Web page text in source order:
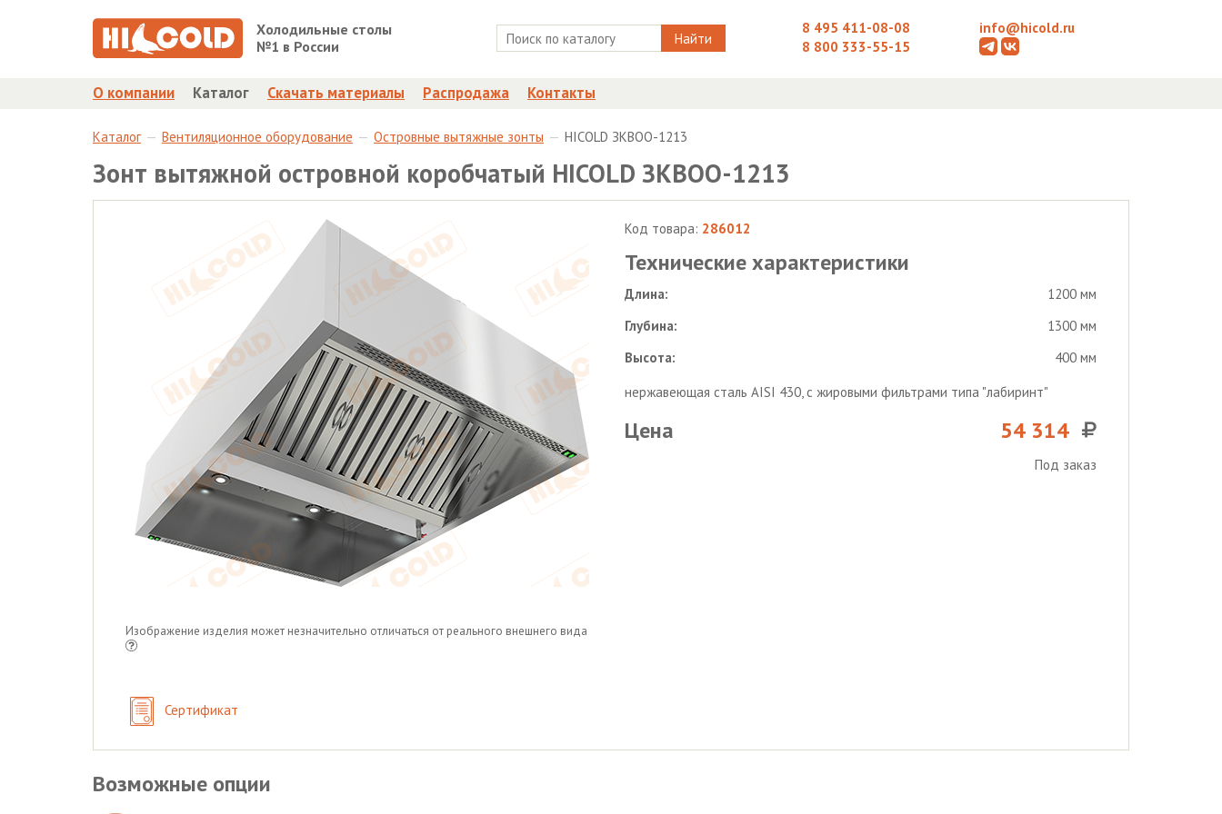
Холодильные столы
№1 в России
Найти
8 495 411-08-08
8 800 333-55-15
info@hicold.ru
О компании Каталог Скачать материалы Распродажа Контакты
Каталог Вентиляционное оборудование Островные вытяжные зонты HICOLD ЗКВОО-1213
Зонт вытяжной островной коробчатый HICOLD ЗКВОО-1213
Изображение изделия может незначительно отличаться от реального внешнего вида
Сертификат
Код товара: 286012
Технические характеристики
Длина:
1200 мм
Глубина:
1300 мм
Высота:
400 мм
нержавеющая сталь AISI 430, с жировыми фильтрами типа "лабиринт"
Цена 54 314
Под заказ
Возможные опции